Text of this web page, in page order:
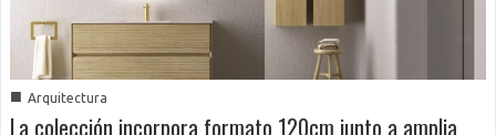
■ Arquitectura
La colección incorpora formato 120cm junto a amplia